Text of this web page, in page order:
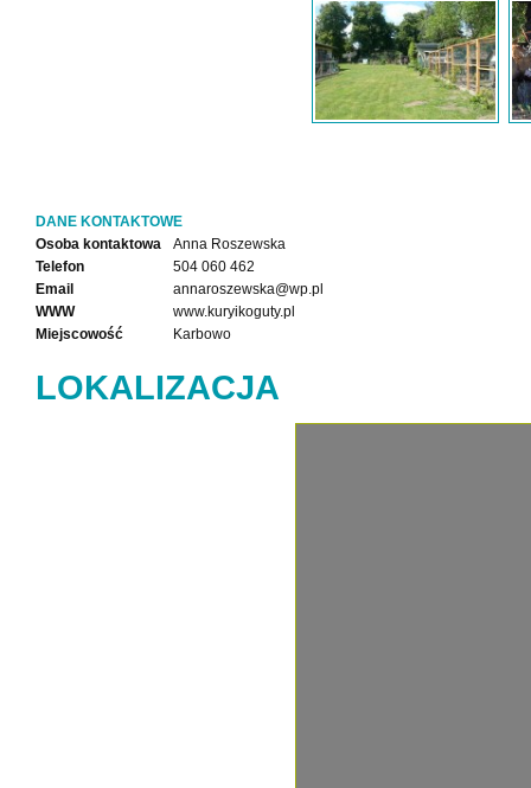
DANE KONTAKTOWE
Osoba kontaktowa
Anna Roszewska
Telefon
504 060 462
Email
annaroszewska@wp.pl
WWW
www.kuryikoguty.pl
Miejscowość
Karbowo
LOKALIZACJA